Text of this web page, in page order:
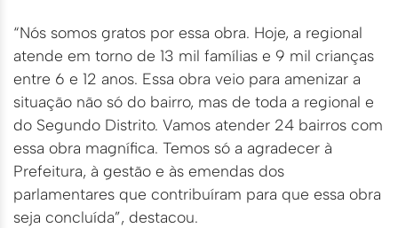
“Nós somos gratos por essa obra. Hoje, a regional
atende em torno de 13 mil famílias e 9 mil crianças
entre 6 e 12 anos. Essa obra veio para amenizar a
situação não só do bairro, mas de toda a regional e
do Segundo Distrito. Vamos atender 24 bairros com
essa obra magnífica. Temos só a agradecer à
Prefeitura, à gestão e às emendas dos
parlamentares que contribuíram para que essa obra
seja concluída”, destacou.